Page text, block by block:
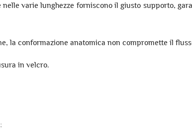
varie lunghezze forniscono il giusto supporto,
la conformazione anatomica non compromette il
in velcro.